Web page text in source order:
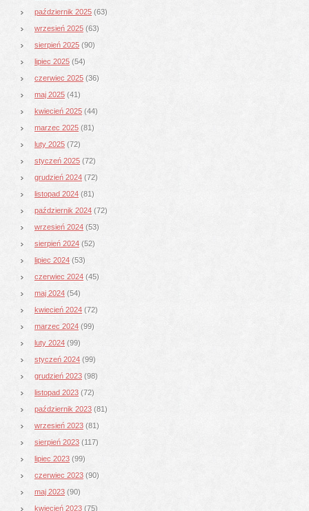
październik 2025 (63)
wrzesień 2025 (63)
sierpień 2025 (90)
lipiec 2025 (54)
czerwiec 2025 (36)
maj 2025 (41)
kwiecień 2025 (44)
marzec 2025 (81)
luty 2025 (72)
styczeń 2025 (72)
grudzień 2024 (72)
listopad 2024 (81)
październik 2024 (72)
wrzesień 2024 (53)
sierpień 2024 (52)
lipiec 2024 (53)
czerwiec 2024 (45)
maj 2024 (54)
kwiecień 2024 (72)
marzec 2024 (99)
luty 2024 (99)
styczeń 2024 (99)
grudzień 2023 (98)
listopad 2023 (72)
październik 2023 (81)
wrzesień 2023 (81)
sierpień 2023 (117)
lipiec 2023 (99)
czerwiec 2023 (90)
maj 2023 (90)
kwiecień 2023 (75)